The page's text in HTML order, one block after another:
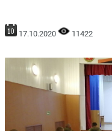
17.10.2020 11422